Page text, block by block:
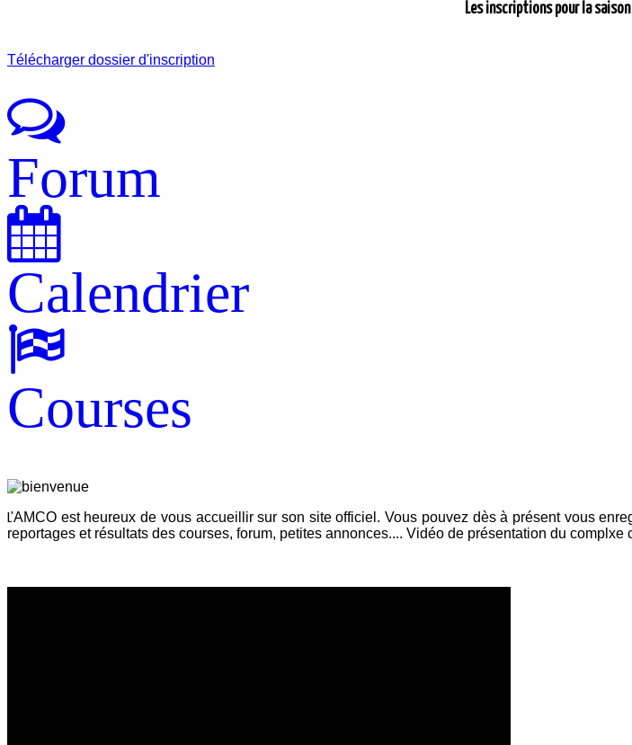
Les inscriptions pour la
Télécharger dossier d'inscription
Forum
Calendrier
Courses
L'AMCO est heureux de vous accueillir sur son site officiel. Vous pouvez dès à présent vous
reportages et résultats des courses, forum, petites annonces.... Vidéo de présentation du